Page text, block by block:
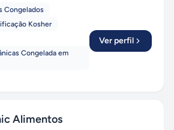
Congelados
Kosher
Congelada em
Ver perfil
Alimentos